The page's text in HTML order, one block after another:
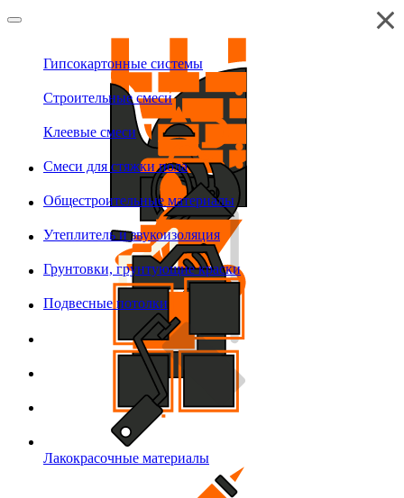
Гипсокартонные системы
Строительные смеси
Клеевые смеси
Смеси для стяжки пола
Общестроительные материалы
Утеплитель и звукоизоляция
Грунтовки, грунтующие краски
Подвесные потолки
Лакокрасочные материалы